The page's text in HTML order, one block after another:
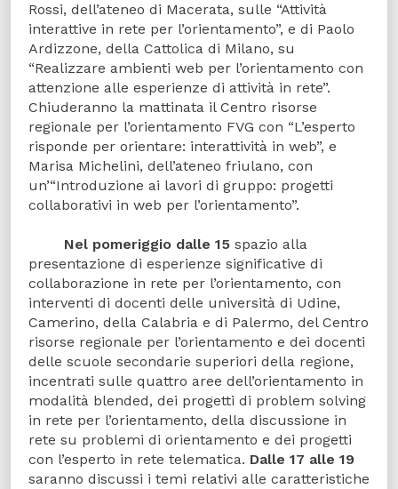
Rossi, dell’ateneo di Macerata, sulle “Attività
interattive in rete per l’orientamento”, e di Paolo
Ardizzone, della Cattolica di Milano, su
“Realizzare ambienti web per l’orientamento con
attenzione alle esperienze di attività in rete”.
Chiuderanno la mattinata il Centro risorse
regionale per l’orientamento FVG con “L’esperto
risponde per orientare: interattività in web”, e
Marisa Michelini, dell’ateneo friulano, con
un’“Introduzione ai lavori di gruppo: progetti
collaborativi in web per l’orientamento”.
Nel pomeriggio dalle 15 spazio alla
presentazione di esperienze significative di
collaborazione in rete per l’orientamento, con
interventi di docenti delle università di Udine,
Camerino, della Calabria e di Palermo, del Centro
risorse regionale per l’orientamento e dei docenti
delle scuole secondarie superiori della regione,
incentrati sulle quattro aree dell’orientamento in
modalità blended, dei progetti di problem solving
in rete per l’orientamento, della discussione in
rete su problemi di orientamento e dei progetti
con l’esperto in rete telematica. Dalle 17 alle 19
saranno discussi i temi relativi alle caratteristiche